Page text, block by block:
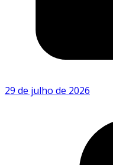
29 de julho de 2026